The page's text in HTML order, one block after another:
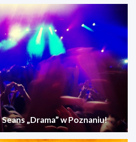
„Drama” w Poznaniu!